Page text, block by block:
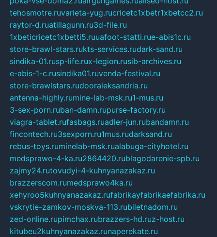
tehosmotre.ruvarieta-yug.rucricetc1xbetr1xbetcc2.ru
raytor-d.ruatillagunn.ru3d-file.ru
1xbeticricetc1xbetti5.ruuafoot-statti.rue-abis1c.ru
store-brawl-stars.rukts-services.rudark-sand.ru
sindika-01.rusp-life.rux-legion.rusib-archives.ru
e-abis-1-c.rusindika01.ruvenda-festival.ru
store-brawlstars.rudooraleksandria.ru
antenna-highly.rumine-lab-msk.ru1-mus.ru
3-sex-porn.ruban-damn.rupurse-factory.ru
viagra-tablet.rufasbags.ruadler-jun.rubandamn.ru
fincontech.ru3sexporn.ru1mus.rudarksand.ru
rebus-toys.ruminelab-msk.rualabuga-cityhotel.ru
medsprawo-4-ka.ru2864420.rublagodarenie-spb.ru
zajmy24.rutovudyi-4-kuhnyanazakaz.ru
brazzerscom.rumedsprawo4ka.ru
xehyroo5kuhnyanazakaz.rufabrikayfabrikaefabrika.ru
vskrytie-zamkov-moskva-113.rubiletnadom.ru
zed-online.rupimchax.rubrazzers-hd.ruz-host.ru
kitubeu2kuhnyanazakaz.runaperekate.ru